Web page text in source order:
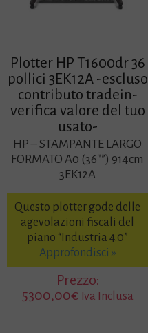
Plotter HP T1600dr 36
pollici 3EK12A -escluso
contributo tradein-
verifica valore del tuo
usato-
HP – STAMPANTE LARGO
FORMATO A0 (36″”) 914cm
3EK12A
Questo plotter gode delle
agevolazioni fiscali del
piano “Industria 4.0”
Approfondisci »
Prezzo:
5300,00€ Iva Inclusa